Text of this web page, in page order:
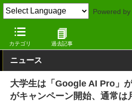
Powered by
カテゴリ 過去記事
窓の杜 生成AI AIエージェント
ニュース
大学生は「Google AI Pro」
がキャンペーン開始、通常は